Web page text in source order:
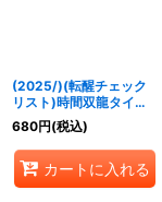
(2025/)(転醒チェック
リスト)時間双龍タイム
ラー・ダイムラー/時空
竜軍団長タイムラー・ダ
イムラー【-】{BSC47-
RV009}《青》
680円(税込)
カートに入れる